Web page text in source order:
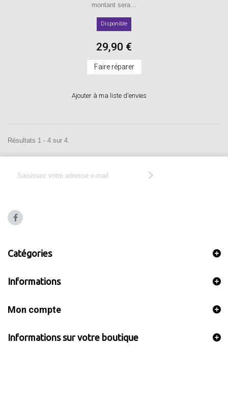
montant sera...
Disponible
29,90 €
Faire réparer
Ajouter à ma liste d'envies
Résultats 1 - 4 sur 4.
Catégories
Informations
Mon compte
Informations sur votre boutique